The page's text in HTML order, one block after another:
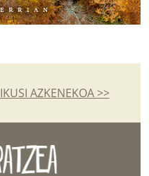
IKUSI AZKENEKOA >>